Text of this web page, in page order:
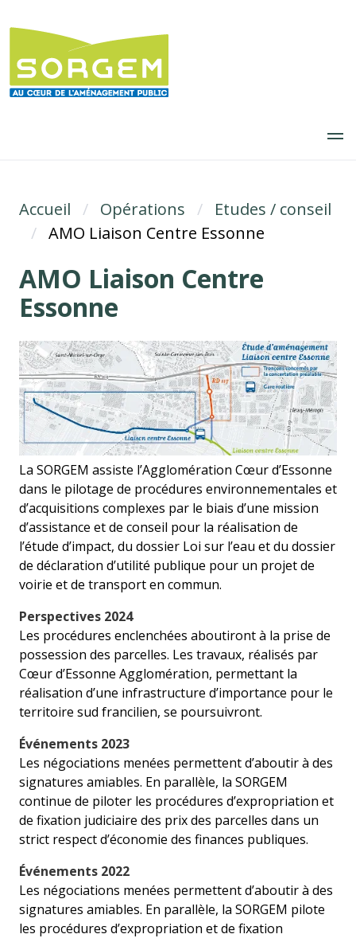
au
principal
Fil d'Ariane
Accueil Opérations
Etudes / conseil
AMO Liaison Centre Essonne
AMO Liaison Centre
Essonne
La SORGEM assiste l’Agglomération Cœur d’Essonne
dans le pilotage de procédures environnementales et
d’acquisitions complexes par le biais d’une mission
d’assistance et de conseil pour la réalisation de
l’étude d’impact, du dossier Loi sur l’eau et du dossier
de déclaration d’utilité publique pour un projet de
voirie et de transport en commun.
Perspectives 2024
Les procédures enclenchées aboutiront à la prise de
possession des parcelles. Les travaux, réalisés par
Cœur d’Essonne Agglomération, permettant la
réalisation d’une infrastructure d’importance pour le
territoire sud francilien, se poursuivront.
Événements 2023
Les négociations menées permettent d’aboutir à des
signatures amiables. En parallèle, la SORGEM
continue de piloter les procédures d’expropriation et
de fixation judiciaire des prix des parcelles dans un
strict respect d’économie des finances publiques.
Événements 2022
Les négociations menées permettent d’aboutir à des
signatures amiables. En parallèle, la SORGEM pilote
les procédures d’expropriation et de fixation